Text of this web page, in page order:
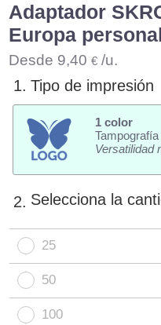
Adaptador
Europa
Desde 9,40 € /u.
1. Tipo de impresión
1 color
Tampografía
Versatilidad
2. Selecciona la
25
50
100